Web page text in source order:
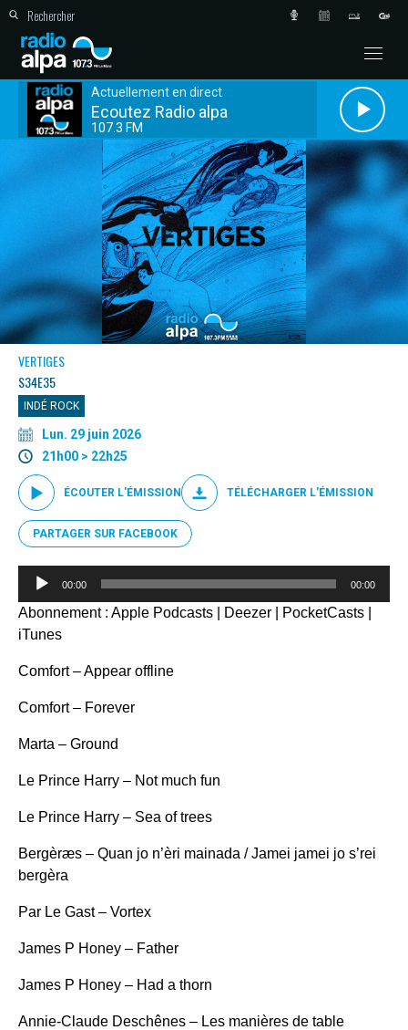
Actuellement en direct
Ecoutez Radio alpa
107.3 FM
VERTIGES
S34E35
INDÉ ROCK
Lun. 29 juin 2026
21h00 > 22h25
ÉCOUTER L'ÉMISSION TÉLÉCHARGER L'ÉMISSION
PARTAGER SUR FACEBOOK
Lecteur
00:00 00:00
Abonnement : Apple Podcasts Deezer PocketCasts
iTunes
Comfort – Appear offline
Comfort – Forever
Marta – Ground
Le Prince Harry – Not much fun
Le Prince Harry – Sea of trees
Bergèræs – Quan jo n’èri mainada / Jamei jamei jo s’rei
bergèra
Par Le Gast – Vortex
James P Honey – Father
James P Honey – Had a thorn
Annie-Claude Deschênes – Les manières de table